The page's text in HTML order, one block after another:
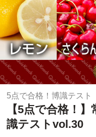
5点で合格！博識テスト
【5点で合格！
識テストvol.30